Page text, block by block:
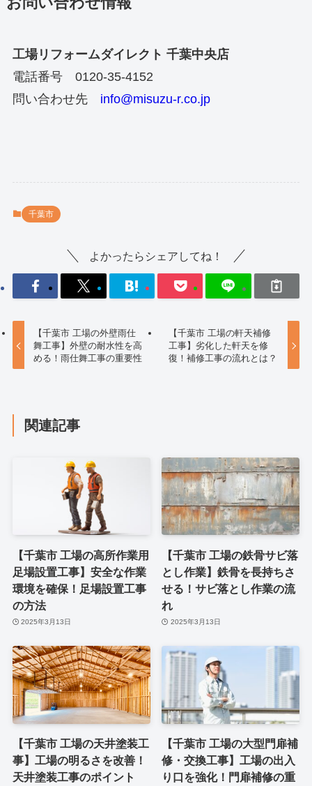
工場リフォームダイレクト 千葉中央店
電話番号 0120-35-4152
問い合わせ先 info@misuzu-r.co.jp
千葉市
よかったらシェアしてね！
【千葉市 工場の外壁雨仕
舞工事】外壁の耐水性を高
める！雨仕舞工事の重要性
【千葉市 工場の軒天補修
工事】劣化した軒天を修
復！補修工事の流れとは？
関連記事
【千葉市 工場の高所作業用
足場設置工事】安全な作業
環境を確保！足場設置工事
の方法
2025年3月13日
【千葉市 工場の鉄骨サビ落
とし作業】鉄骨を長持ちさ
せる！サビ落とし作業の流
れ
2025年3月13日
【千葉市 工場の天井塗装工
事】工場の明るさを改善！
天井塗装工事のポイント
【千葉市 工場の大型門扉補
修・交換工事】工場の出入
り口を強化！門扉補修の重